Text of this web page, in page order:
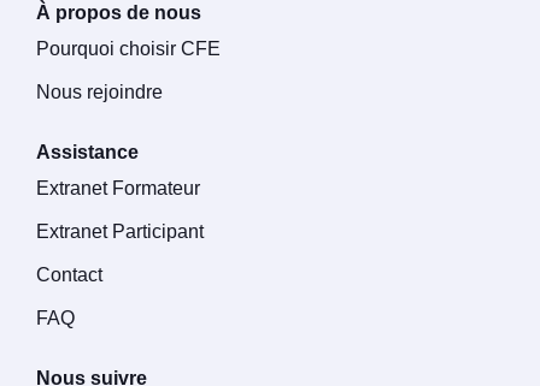
À propos de nous
Pourquoi choisir CFE
Nous rejoindre
Assistance
Extranet Formateur
Extranet Participant
Contact
FAQ
Nous suivre